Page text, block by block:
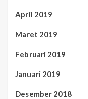
April 2019
Maret 2019
Februari 2019
Januari 2019
Desember 2018